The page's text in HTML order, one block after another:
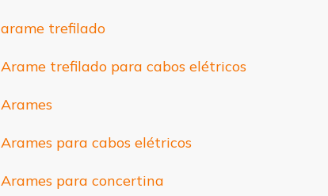
arame trefilado
Arame trefilado para cabos elétricos
Arames
Arames para cabos elétricos
Arames para concertina